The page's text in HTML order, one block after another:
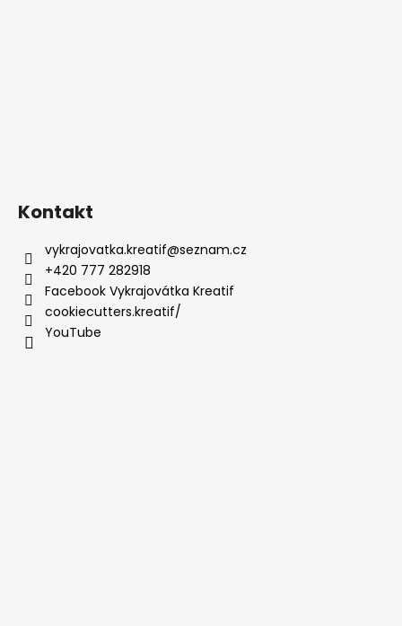
Kontakt
vykrajovatka.kreatif@seznam.cz
+420 777 282918
Facebook Vykrajovátka Kreatif
cookiecutters.kreatif/
YouTube